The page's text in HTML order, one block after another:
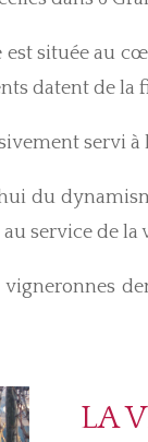
est située au
datent de la
servi
du
service de
vigneronnes
LA